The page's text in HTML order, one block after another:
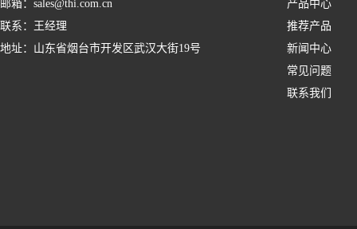
邮箱： sales@thi.com.cn
联系：
王经理
地址： 山东省烟台市开发区武汉大街19号
产品中心
推荐产品
新闻中心
常见问题
联系我们